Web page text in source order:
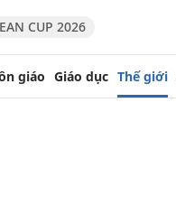
CUP 2026
giáo Giáo dục Thế giới